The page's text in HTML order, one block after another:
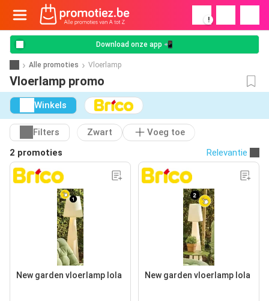
!
Download onze app 📲
Alle promoties Vloerlamp
Vloerlamp promo
Winkels
Filters Zwart
Voeg toe
2 promoties
Relevantie
New garden vloerlamp lola New garden vloerlamp lola